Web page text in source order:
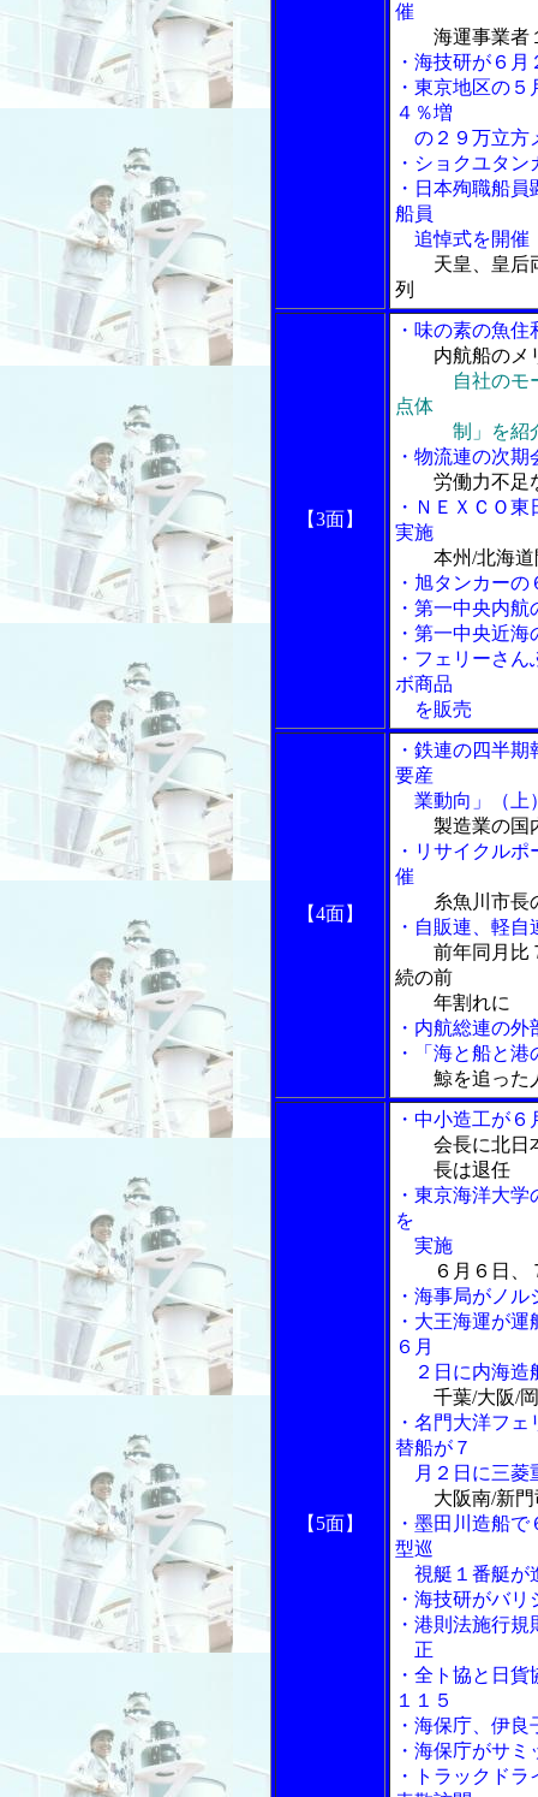
催
海運事業者
・海技研が６
・東京地区の
４％増
の２９万立方
・ショクユタ
・日本殉職船
船員
追悼式を開催
天皇、皇后
列
【3面】
・味の素の魚
内航船のメ
自社のモ
点体
制」を紹
・物流連の次
労働力不足
・ＮＥＸＣＯ
実施
本州/北海
・旭タンカー
・第一中央内
・第一中央近
・フェリーさ
ボ商品
を販売
【4面】
・鉄連の四半
要産
業動向」（上
製造業の国
・リサイクル
催
糸魚川市長
・自販連、軽
前年同月比
続の前
年割れに
・内航総連の
・「海と船と
鯨を追っ
【5面】
・中小造工が
会長に北日
長は退任
・東京海洋大
を
実施
６月６日
・海事局がノ
・大王海運が
６月
２日に内海造
千葉/大阪/
・名門大洋フ
替船が７
月２日に三菱
大阪南/新
・墨田川造船
型巡
視艇１番艇が
・海技研がバ
・港則法施行
正
・全ト協と日
１１５
・海保庁、伊
・海保庁がサ
・トラックド